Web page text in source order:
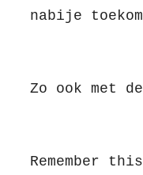
nabije
Zo ook met
Remember